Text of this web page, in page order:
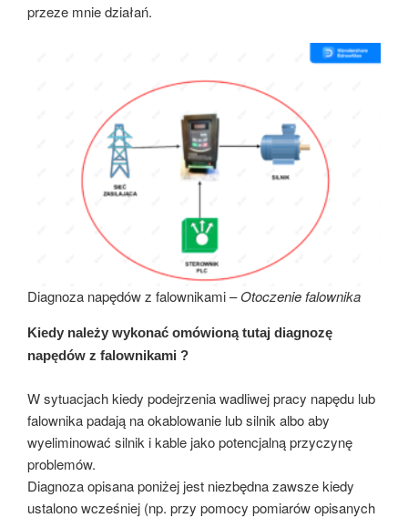
przeze mnie działań.
Diagnoza napędów z falownikami –Otoczenie falownika
Kiedy należy wykonać omówioną tutaj diagnozę
napędów z falownikami ?
W sytuacjach kiedy podejrzenia wadliwej pracy napędu lub
falownika padają na okablowanie lub silnik albo aby
wyeliminować silnik i kable jako potencjalną przyczynę
problemów.
Diagnoza opisana poniżej jest niezbędna zawsze kiedy
ustalono wcześniej (np. przy pomocy pomiarów opisanych